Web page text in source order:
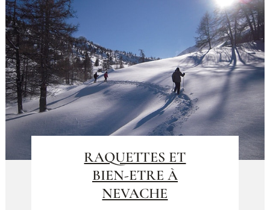
RAQUETTES ET
BIEN-ETRE À
NEVACHE